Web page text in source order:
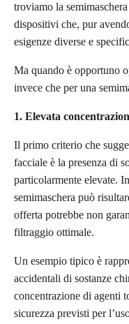
troviamo la
dispositivi che, pur
esigenze diverse e
Ma quando è opportuno
invece che per una
1. Elevata
Il primo criterio che
facciale è la presenza di
particolarmente elevate.
semimaschera può
offerta potrebbe non
filtraggio ottimale.
Un esempio tipico è
accidentali di sostanze
concentrazione di agenti
sicurezza previsti per